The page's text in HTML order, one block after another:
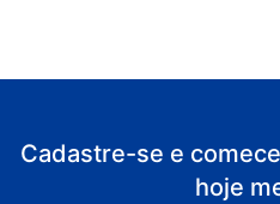
Cadastre-se e
hoje